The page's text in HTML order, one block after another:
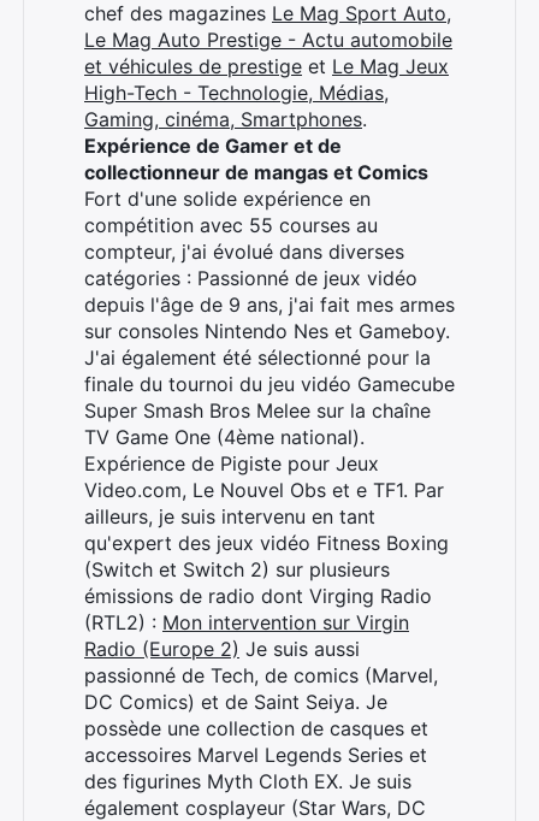
chef des magazines Le Mag Sport Auto,
Le Mag Auto Prestige - Actu automobile
et véhicules de prestige et Le Mag Jeux
High-Tech - Technologie, Médias,
Gaming, cinéma, Smartphones.
Expérience de Gamer et de
collectionneur de mangas et Comics
Fort d'une solide expérience en
compétition avec 55 courses au
compteur, j'ai évolué dans diverses
catégories : Passionné de jeux vidéo
depuis l'âge de 9 ans, j'ai fait mes armes
sur consoles Nintendo Nes et Gameboy.
J'ai également été sélectionné pour la
finale du tournoi du jeu vidéo Gamecube
Super Smash Bros Melee sur la chaîne
TV Game One (4ème national).
Expérience de Pigiste pour Jeux
Video.com, Le Nouvel Obs et e TF1. Par
ailleurs, je suis intervenu en tant
qu'expert des jeux vidéo Fitness Boxing
(Switch et Switch 2) sur plusieurs
émissions de radio dont Virging Radio
(RTL2) : Mon intervention sur Virgin
Radio (Europe 2) Je suis aussi
passionné de Tech, de comics (Marvel,
DC Comics) et de Saint Seiya. Je
possède une collection de casques et
accessoires Marvel Legends Series et
des figurines Myth Cloth EX. Je suis
également cosplayeur (Star Wars, DC